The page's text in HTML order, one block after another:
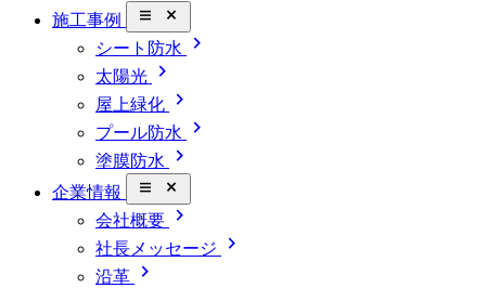
施工事例 close_small
シート防水 chevron_right
太陽光 chevron_right
屋上緑化 chevron_right
プール防水 chevron_right
塗膜防水 chevron_right
企業情報 close_small
会社概要 chevron_right
社長メッセージ chevron_right
沿革 chevron_right